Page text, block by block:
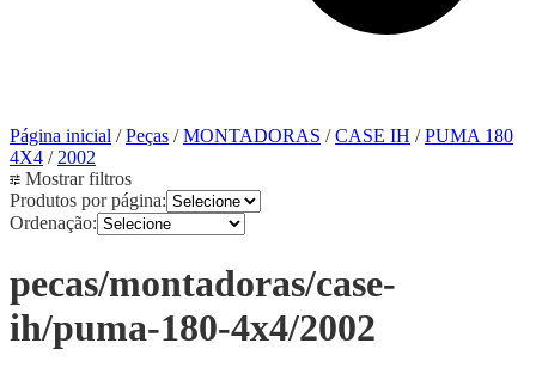
Página inicial /Peças /MONTADORAS /CASE IH /PUMA 180
4X4 /2002
Mostrar filtros
Produtos por página:
Ordenação:
pecas/montadoras/case-
ih/puma-180-4x4/2002